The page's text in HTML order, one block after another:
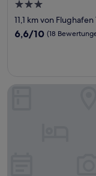
3.0-
Sterne-
Unterkunft
11,1 km von
6.6
6,6/10 (18